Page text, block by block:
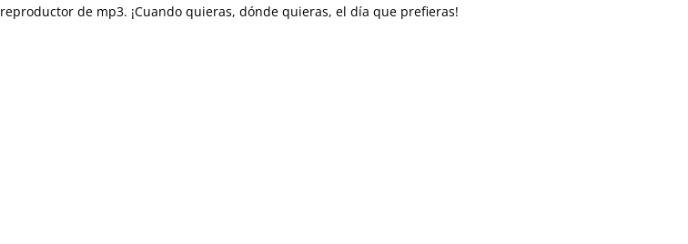
reproductor de mp3. ¡Cuando quieras, dónde quieras, el día que prefieras!